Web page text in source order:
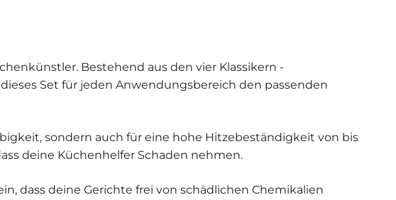
Bestehend aus den vier Klassikern -
Set für jeden Anwendungsbereich den passenden
sondern auch für eine hohe Hitzebeständigkeit von bis
deine Küchenhelfer Schaden nehmen.
dass deine Gerichte frei von schädlichen Chemikalien